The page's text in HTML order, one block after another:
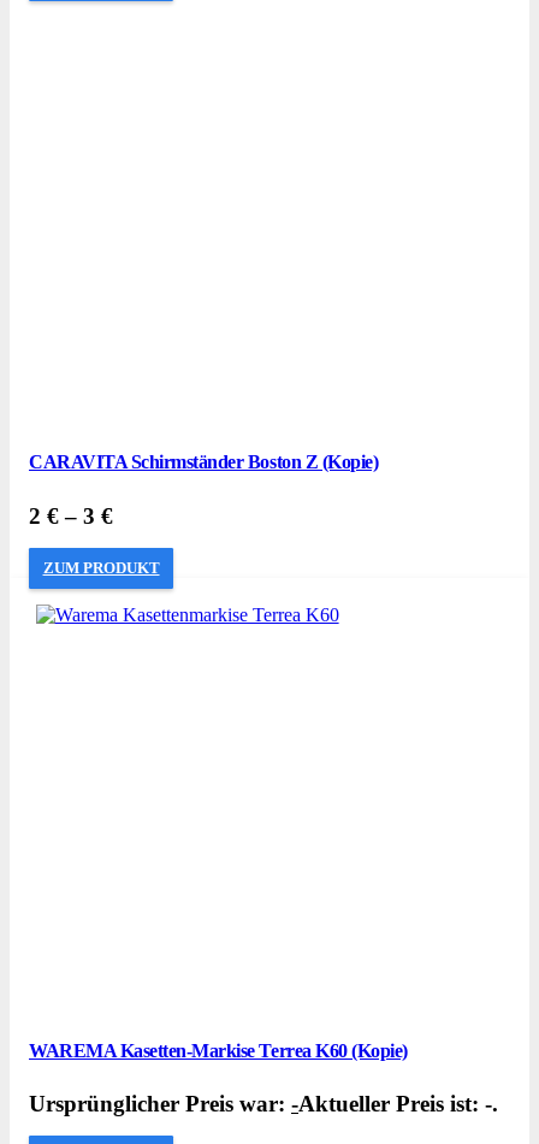
CARAVITA Schirmständer Boston Z (Kopie)
2 €– 3 €
ZUM PRODUKT
WAREMA Kasetten-Markise Terrea K60 (Kopie)
Ursprünglicher Preis war: -Aktueller Preis ist: -.